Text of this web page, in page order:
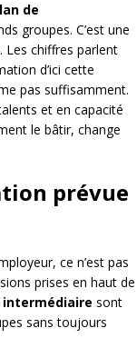
de
groupes. C’est une
. Les chiffres parlent
d’ici cette
pas suffisamment.
et en capacité
le bâtir, change
prévue
ce n’est pas
prises en haut de
sont
sans toujours